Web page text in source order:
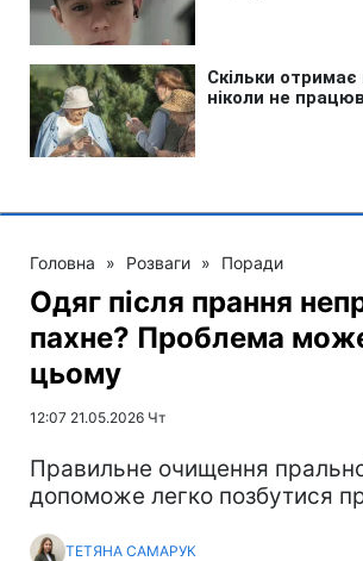
Головна » Розваги » Поради
Одяг після прання
пахне? Проблема
цьому
12:07 21.05.2026 Чт
Правильне очищення
допоможе легко позбутися
ТЕТЯНА САМАРУК